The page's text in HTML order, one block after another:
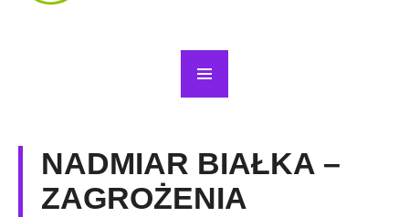
NADMIAR BIAŁKA –
ZAGROŻENIA